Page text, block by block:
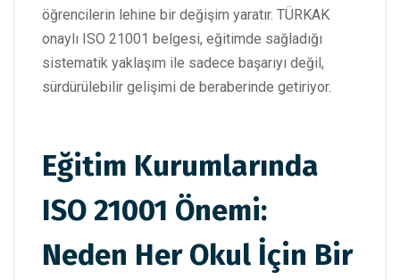
öğrencilerin lehine bir değişim yaratır. TÜRKAK
onaylı ISO 21001 belgesi, eğitimde sağladığı
sistematik yaklaşım ile sadece başarıyı değil,
sürdürülebilir gelişimi de beraberinde getiriyor.
Eğitim Kurumlarında
ISO 21001 Önemi:
Neden Her Okul İçin Bir